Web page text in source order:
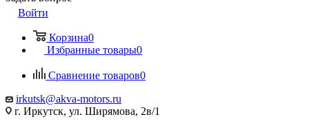
Войти
Корзина0
Избранные товары0
Сравнение товаров0
irkutsk@akva-motors.ru
г. Иркутск, ул. Ширямова, 2в/1